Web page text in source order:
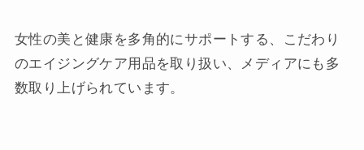
女性の美と健康を多角的にサポートする、こだわり
のエイジングケア用品を取り扱い、メディアにも多
数取り上げられています。